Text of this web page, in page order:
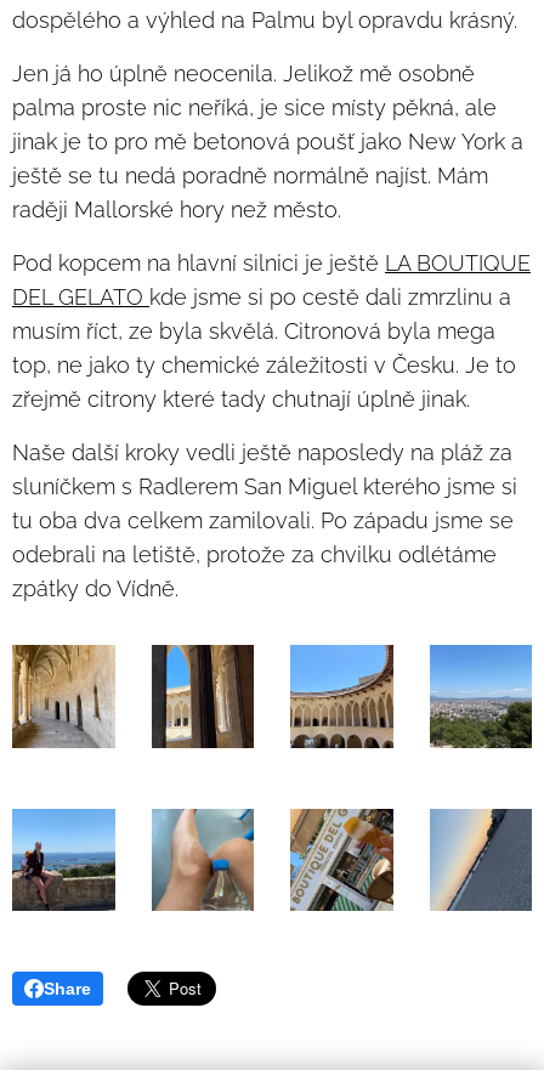
dospělého a výhled na Palmu byl opravdu krásný.
Jen já ho úplně neocenila. Jelikož mě osobně
palma proste nic neříká, je sice místy pěkná, ale
jinak je to pro mě betonová poušť jako New York a
ještě se tu nedá poradně normálně najíst. Mám
raději Mallorské hory než město.
Pod kopcem na hlavní silnici je ještě LA BOUTIQUE
DEL GELATO kde jsme si po cestě dali zmrzlinu a
musím říct, ze byla skvělá. Citronová byla mega
top, ne jako ty chemické záležitosti v Česku. Je to
zřejmě citrony které tady chutnají úplně jinak.
Naše další kroky vedli ještě naposledy na pláž za
sluníčkem s Radlerem San Miguel kterého jsme si
tu oba dva celkem zamilovali. Po západu jsme se
odebrali na letiště, protože za chvilku odlétáme
zpátky do Vídně.
Share